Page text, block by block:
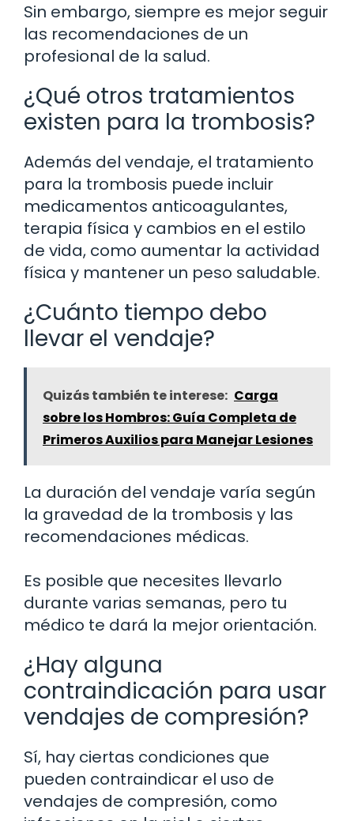
Sin embargo, siempre es mejor seguir
las recomendaciones de un
profesional de la salud.
¿Qué otros tratamientos
existen para la trombosis?
Además del vendaje, el tratamiento
para la trombosis puede incluir
medicamentos anticoagulantes,
terapia física y cambios en el estilo
de vida, como aumentar la actividad
física y mantener un peso saludable.
¿Cuánto tiempo debo
llevar el vendaje?
Quizás también te interese: Carga
sobre los Hombros: Guía Completa de
Primeros Auxilios para Manejar Lesiones
La duración del vendaje varía según
la gravedad de la trombosis y las
recomendaciones médicas.
Es posible que necesites llevarlo
durante varias semanas, pero tu
médico te dará la mejor orientación.
¿Hay alguna
contraindicación para usar
vendajes de compresión?
Sí, hay ciertas condiciones que
pueden contraindicar el uso de
vendajes de compresión, como